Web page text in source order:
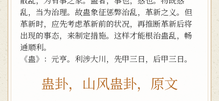
乱，当为治理。故蛊象征惩弊治乱，革新之义。但
革新时，应先考虑革新前的状况，再推断革新后将
出现的事态，来制定措施。这样才能根治蛊乱，畅
通顺利。
《蛊》：元亨。利涉大川，先甲三日，后甲三日。
蛊卦，山风蛊卦，原文